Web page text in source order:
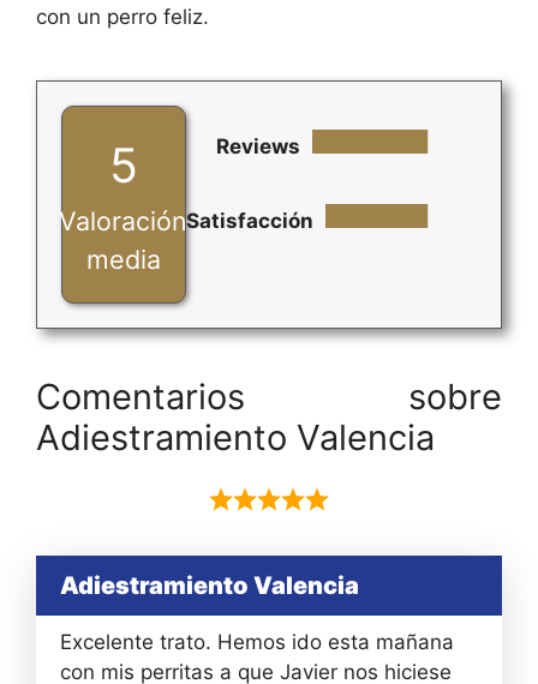
con un perro feliz.
5
Valoración
media
Reviews
Satisfacción
Comentarios sobre
Adiestramiento Valencia
Adiestramiento Valencia
Excelente trato. Hemos ido esta mañana
con mis perritas a que Javier nos hiciese